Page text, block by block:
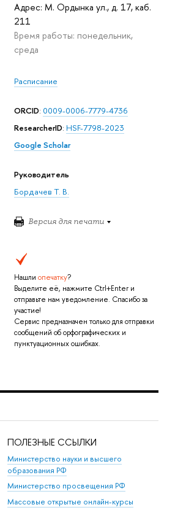
Адрес: М. Ордынка ул., д. 17, каб.
211
Время работы: понедельник,
среда
Расписание
ORCID: 0009-0006-7779-4736
ResearcherID: HSF-7798-2023
Google Scholar
Руководитель
Бордачев Т. В.
Версия для печати
Нашли опечатку?
Выделите её, нажмите Ctrl+Enter и
отправьте нам уведомление. Спасибо за
участие!
Сервис предназначен только для отправки
сообщений об орфографических и
пунктуационных ошибках.
ПОЛЕЗНЫЕ ССЫЛКИ
Министерство науки и высшего
образования РФ
Министерство просвещения РФ
Массовые открытые онлайн-курсы